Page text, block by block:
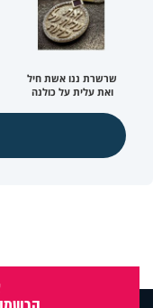
שרשרת ננו אשת חיל
ואת עלית על כולנה